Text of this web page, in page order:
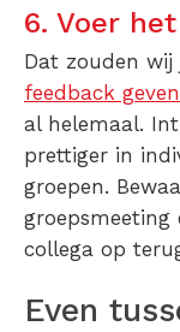
6. Voer
Dat zouden wij
feedback geven
al helemaal.
prettiger in
groepen.
groepsmeeting
collega op
Even